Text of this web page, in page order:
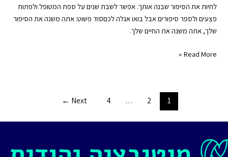
Spotify
RSS FEED
LINK
EMBED
לחיות את הסיפור שבנה אותך. אפשר לשבת שנים על ספת המטופל ולפתוח
פצעים ולספר סיפורים אבל בואו אגלה לכםסוד פשוט: אתה משנה את הסיפור
שלך, אתה משנה את החיים שלך.
האמת
פרק
#
Read More »
1
2
…
4
Next
←